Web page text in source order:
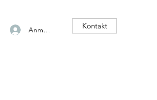
Anmelden Kontakt